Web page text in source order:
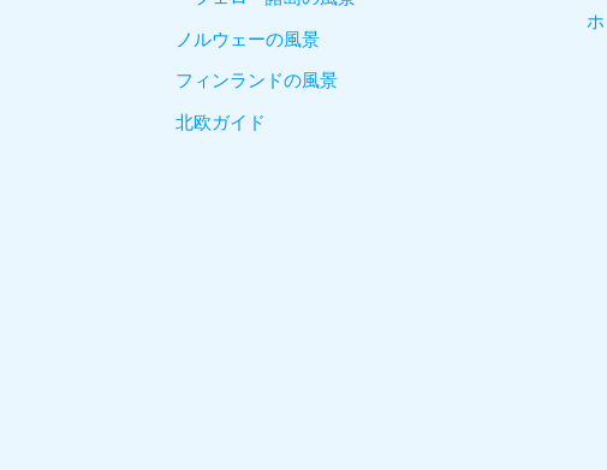
ノルウェーの風景
フィンランドの風景
北欧ガイド